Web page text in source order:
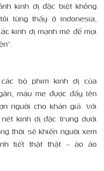
kinh dị đặc biệt không
từng thấy ở Indonesia,
kinh dị mạnh mẽ để mọi
bộ phim kinh dị của
máu me được đẩy lên
người cho khán giả. Với
kinh dị đặc trưng dưới
thời sẽ khiến người xem
tiết thật thật – ảo ảo